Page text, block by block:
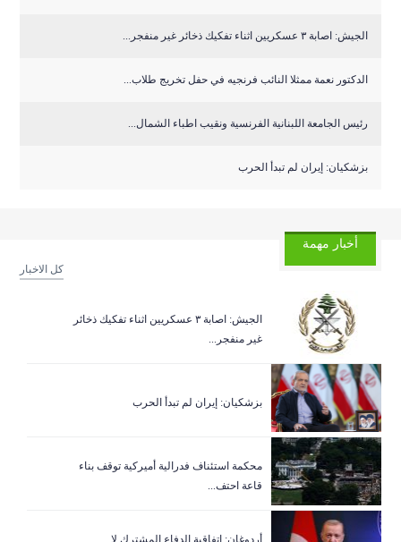
الجيش: اصابة ٣ عسكريين اثناء تفكيك ذخائر غير منفجر...
الدكتور نعمة ممثلا النائب فرنجيه في حفل تخريج طلاب...
رئيس الجامعة اللبنانية الفرنسية ونقيب اطباء الشمال...
بزشكيان: إيران لم تبدأ الحرب
أخبار مهمة
كل الاخبار
الجيش: اصابة ٣ عسكريين اثناء تفكيك ذخائر
غير منفجر...
بزشكيان: إيران لم تبدأ الحرب
‏محكمة استئناف فدرالية أميركية توقف بناء
قاعة احتف...
أردوغان: اتفاقية الدفاع المشترك لا